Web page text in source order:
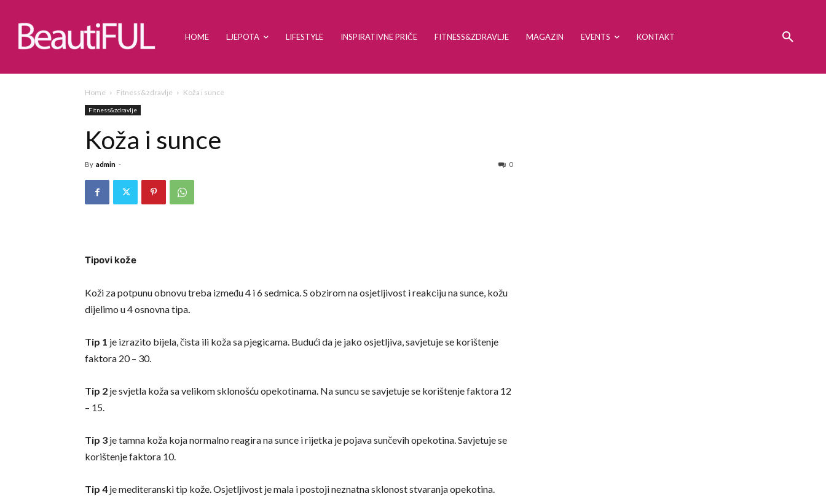
HOME LJEPOTA LIFESTYLE INSPIRATIVNE PRIČE FITNESS&ZDRAVLJE MAGAZIN EVENTS KONTAKT
Home Fitness&zdravlje Koža i sunce
Fitness&zdravlje
Koža i sunce
By admin - 0
Tipovi kože
Koži za potpunu obnovu treba između 4 i 6 sedmica. S obzirom na osjetljivost i reakciju na sunce, kožu
dijelimo u 4 osnovna tipa.
Tip 1 je izrazito bijela, čista ili koža sa pjegicama. Budući da je jako osjetljiva, savjetuje se korištenje
faktora 20 – 30.
Tip 2 je svjetla koža sa velikom sklonošću opekotinama. Na suncu se savjetuje se korištenje faktora 12
– 15.
Tip 3 je tamna koža koja normalno reagira na sunce i rijetka je pojava sunčevih opekotina. Savjetuje se
korištenje faktora 10.
Tip 4 je mediteranski tip kože. Osjetljivost je mala i postoji neznatna sklonost stvaranja opekotina.